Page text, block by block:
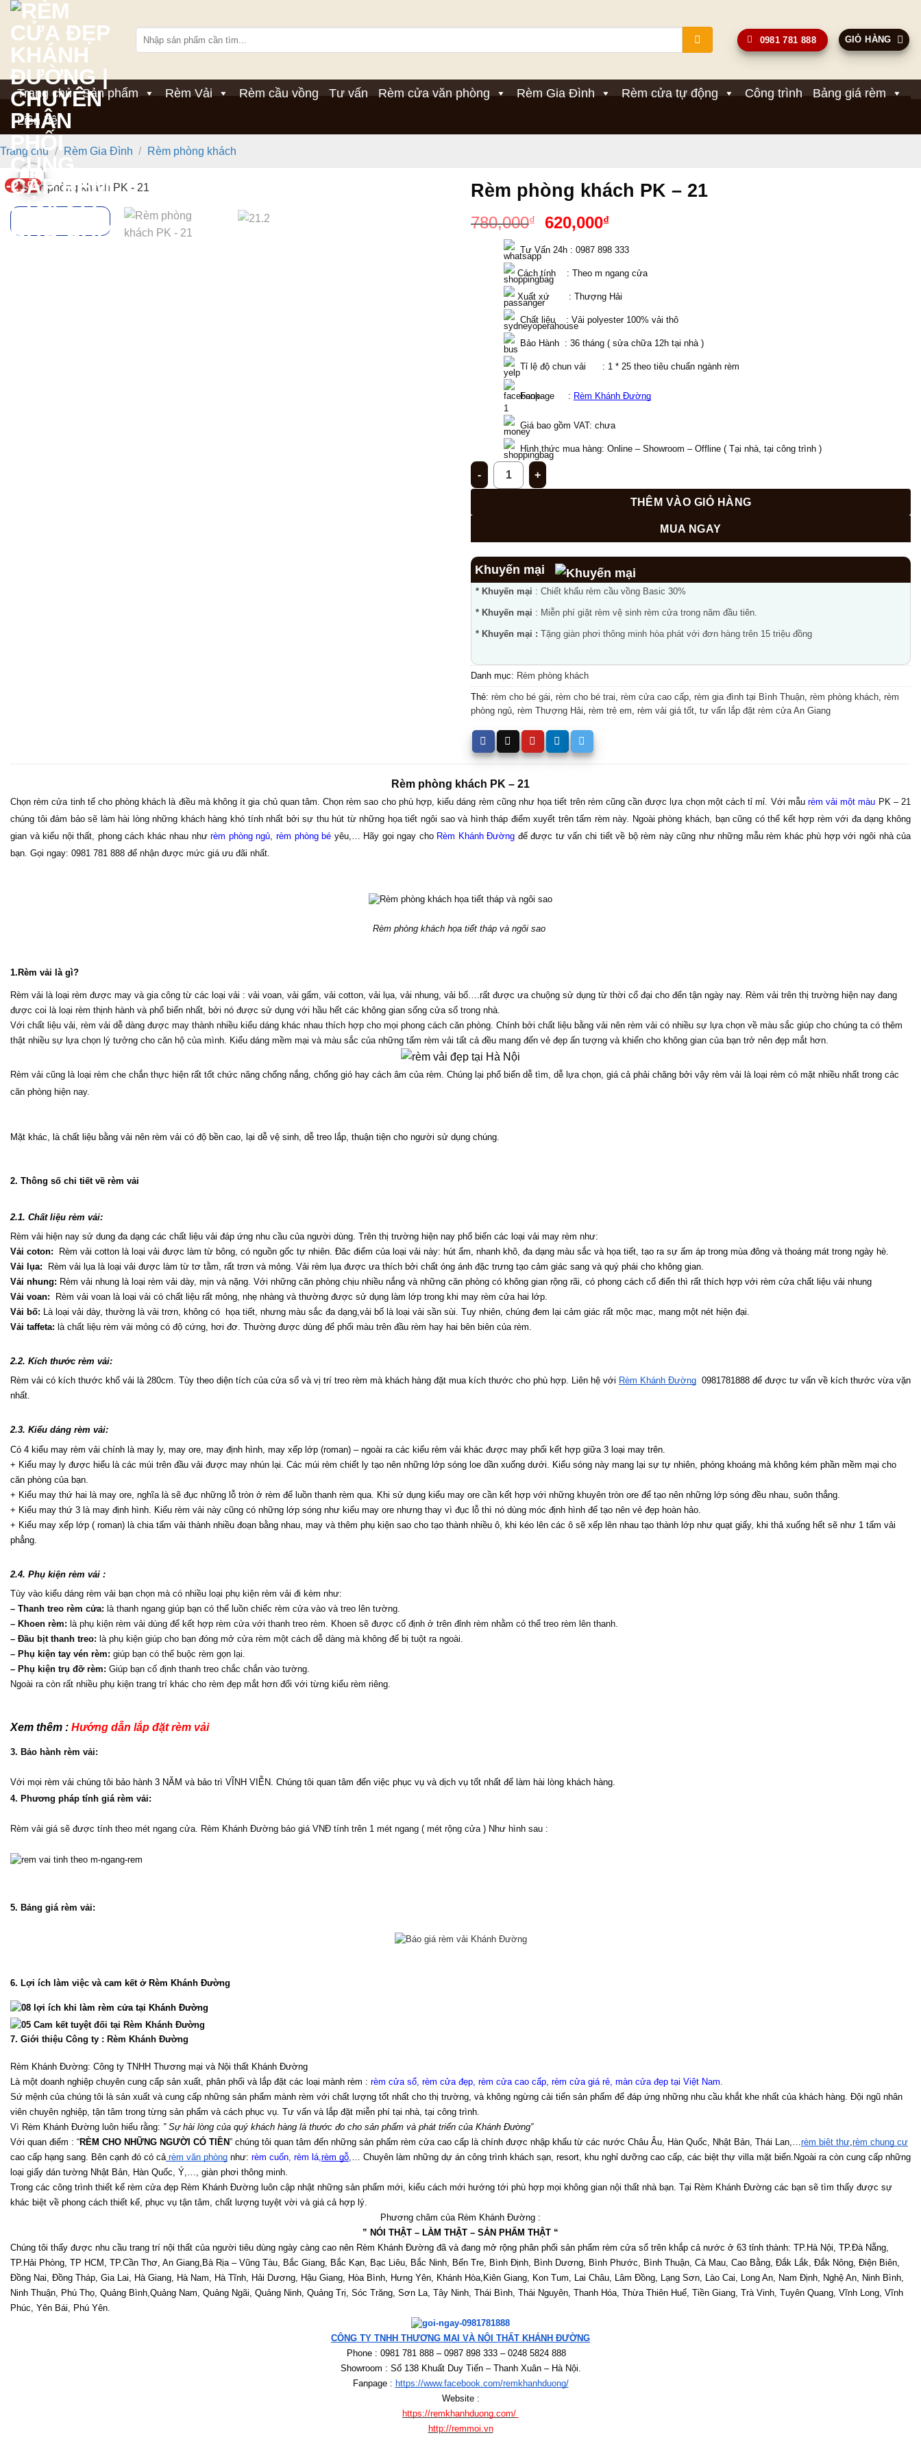
Bỏ
qua
nội
dung
kiếm:
0981 781 888 GIỎ HÀNG
Trang chủ Sản phẩm Rèm Vải Rèm cầu vồng Tư vấn Rèm cửa văn phòng Rèm Gia Đình Rèm cửa tự động Công trình
Bảng giá rèm
Liên hệ
Trang chủ / Rèm Gia Đình / Rèm phòng khách
-21% Rèm phòng khách PK – 21
780,000₫
Giá
là:
780,000₫.
620,000₫Giá
tại
là:
Tư Vấn 24h : 0987 898 333
Cách tính    : Theo m ngang cửa
Xuất xứ       : Thượng Hải
Chất liệu    : Vải polyester 100% vải thô
Bảo Hành  : 36 tháng ( sửa chữa 12h tại nhà )
Tỉ lệ độ chun vải      : 1 * 25 theo tiêu chuẩn ngành rèm
Fanpage     : Rèm Khánh Đường
Giá bao gồm VAT: chưa
Hình thức mua hàng: Online – Showroom – Offline ( Tại nhà, tại công trình )
Rèm phòng khách PK - 21 số lượng
THÊM VÀO GIỎ HÀNG
MUA NGAY
Khuyến mại
* Khuyến mại : Chiết khấu rèm cầu vồng Basic 30%
* Khuyến mại : Miễn phí giặt rèm vệ sinh rèm cửa trong năm đầu tiên.
* Khuyến mại : Tặng giàn phơi thông minh hòa phát với đơn hàng trên 15 triệu đồng
Danh mục: Rèm phòng khách
Thẻ: rèm cho bé gái rèm cho bé trai rèm cửa cao cấp rèm gia đình tại Bình Thuận rèm phòng khách rèm
phòng ngủ rèm Thượng Hải rèm trẻ em rèm vải giá tốt tư vấn lắp đặt rèm cửa An Giang
Rèm phòng khách PK – 21
Chọn rèm cửa tinh tế cho phòng khách là điều mà không ít gia chủ quan tâm. Chọn rèm sao cho phù hợp, kiểu dáng rèm cũng như họa tiết trên rèm cũng cần được lựa chọn một cách tỉ mỉ. Với mẫu rèm vải một màu PK – 21
chúng tôi đảm bảo sẽ làm hài lòng những khách hàng khó tính nhất bởi sự thu hút từ những họa tiết ngôi sao và hình tháp điểm xuyết trên tấm rèm này. Ngoài phòng khách, bạn cũng có thể kết hợp rèm với đa dạng không
gian và kiểu nội thất, phong cách khác nhau nhưrèm phòng ngủ rèm phòng bé yêu,… Hãy gọi ngay cho Rèm Khánh Đường để được tư vấn chi tiết về bộ rèm này cũng như những mẫu rèm khác phù hợp với ngôi nhà của
bạn. Gọi ngay: 0981 781 888 để nhận được mức giá ưu đãi nhất.
Rèm phòng khách họa tiết tháp và ngôi sao
1.Rèm vải là gì?
Rèm vải là loại rèm được may và gia công từ các loại vải : vải voan, vải gấm, vải cotton, vải lụa, vải nhung, vải bố….rất được ưa chuộng sử dụng từ thời cổ đại cho đến tận ngày nay. Rèm vải trên thị trường hiện nay đang
được coi là loại rèm thịnh hành và phổ biến nhất, bởi nó được sử dụng với hầu hết các không gian sống cửa sổ trong nhà.
Với chất liệu vải, rèm vải dễ dàng được may thành nhiều kiểu dáng khác nhau thích hợp cho mọi phong cách căn phòng. Chính bởi chất liệu bằng vải nên rèm vải có nhiều sự lựa chọn về màu sắc giúp cho chúng ta có thêm
thật nhiều sự lựa chọn lý tưởng cho căn hộ của mình. Kiểu dáng mềm mại và màu sắc của những tấm rèm vải tất cả đều mang đến vẻ đẹp ấn tượng và khiến cho không gian của bạn trở nên đẹp mắt hơn.
Rèm vải cũng là loại rèm che chắn thực hiện rất tốt chức năng chống nắng, chống gió hay cách âm của rèm. Chúng lại phổ biến dễ tìm, dễ lựa chọn, giá cả phải chăng bởi vậy rèm vải là loại rèm có mặt nhiều nhất trong các
căn phòng hiện nay.
Mặt khác, là chất liệu bằng vải nên rèm vải có độ bền cao, lại dễ vệ sinh, dễ treo lắp, thuận tiện cho người sử dụng chúng.
2. Thông số chi tiết về rèm vải
2.1. Chất liệu rèm vải:
Rèm vải hiện nay sử dung đa dạng các chất liệu vải đáp ứng nhu cầu của người dùng. Trên thị trường hiện nay phổ biến các loại vải may rèm như:
Vải coton: Rèm vải cotton là loại vải được làm từ bông, có nguồn gốc tự nhiên. Đăc điểm của loại vải này: hút ẩm, nhanh khô, đa dạng màu sắc và họa tiết, tạo ra sự ấm áp trong mùa đông và thoáng mát trong ngày hè.
Vải lụa: Rèm vải lụa là loại vải được làm từ tơ tằm, rất trơn và mỏng. Vải rèm lụa được ưa thích bởi chất óng ánh đặc trưng tạo cảm giác sang và quý phái cho không gian.
Vải nhung: Rèm vải nhung là loại rèm vải dày, mịn và nặng. Với những căn phòng chịu nhiều nắng và những căn phòng có không gian rộng rãi, có phong cách cổ điển thì rất thích hợp với rèm cửa chất liệu vải nhung
Vải voan: Rèm vải voan là loại vải có chất liệu rất mỏng, nhẹ nhàng và thường được sử dụng làm lớp trong khi may rèm cửa hai lớp.
Vải bố: Là loại vải dày, thường là vải trơn, không có  họa tiết, nhưng màu sắc đa dạng,vải bố là loại vải sần sùi. Tuy nhiên, chúng đem lại cảm giác rất mộc mạc, mang một nét hiện đại.
Vải taffeta: là chất liệu rèm vải mỏng có độ cứng, hơi đơ. Thường được dùng để phối màu trên đầu rèm hay hai bên biên của rèm.
2.2. Kích thước rèm vải:
Rèm vải có kích thước khổ vải là 280cm. Tùy theo diện tích của cửa sổ và vị trí treo rèm mà khách hàng đặt mua kích thước cho phù hợp. Liên hệ với Rèm Khánh Đường 0981781888 để được tư vấn về kích thước vừa vặn
nhất.
2.3. Kiểu dáng rèm vải:
Có 4 kiểu may rèm vải chính là may ly, may ore, may định hình, may xếp lớp (roman) – ngoài ra các kiểu rèm vải khác được may phối kết hợp giữa 3 loại may trên.
+ Kiểu may ly được hiểu là các múi trên đầu vải được may nhún lại. Các múi rèm chiết ly tạo nên những lớp sóng loe dần xuống dưới. Kiểu sóng này mang lại sự tự nhiên, phóng khoáng mà không kém phần mềm mại cho
căn phòng của bạn.
+ Kiểu may thứ hai là may ore, nghĩa là sẽ đục những lỗ tròn ở rèm để luồn thanh rèm qua. Khi sử dụng kiểu may ore cần kết hợp với những khuyên tròn ore để tạo nên những lớp sóng đều nhau, suôn thẳng.
+ Kiểu may thứ 3 là may định hình. Kiểu rèm vải này cũng có những lớp sóng như kiểu may ore nhưng thay vì đục lỗ thì nó dùng móc định hình để tạo nên vẻ đẹp hoàn hảo.
+ Kiểu may xếp lớp ( roman) là chia tấm vải thành nhiều đoạn bằng nhau, may và thêm phụ kiện sao cho tạo thành nhiều ô, khi kéo lên các ô sẽ xếp lên nhau tạo thành lớp như quạt giấy, khi thả xuống hết sẽ như 1 tấm vải
phẳng.
2.4. Phụ kiện rèm vải :
Tùy vào kiểu dáng rèm vải bạn chọn mà có nhiều loại phụ kiện rèm vải đi kèm như:
– Thanh treo rèm cửa: là thanh ngang giúp bạn có thể luồn chiếc rèm cửa vào và treo lên tường.
– Khoen rèm: là phụ kiện rèm vải dùng để kết hợp rèm cửa với thanh treo rèm. Khoen sẽ được cố định ở trên đỉnh rèm nhằm có thể treo rèm lên thanh.
– Đầu bịt thanh treo: là phụ kiện giúp cho bạn đóng mở cửa rèm một cách dễ dàng mà không để bị tuột ra ngoài.
– Phụ kiện tay vén rèm: giúp bạn có thể buộc rèm gọn lại.
– Phụ kiện trụ đỡ rèm: Giúp bạn cố định thanh treo chắc chắn vào tường.
Ngoài ra còn rất nhiều phụ kiện trang trí khác cho rèm đẹp mắt hơn đối với từng kiểu rèm riêng.
Xem thêm : Hướng dẫn lắp đặt rèm vải
3. Bảo hành rèm vải:
Với mọi rèm vải chúng tôi bảo hành 3 NĂM và bảo trì VĨNH VIỄN. Chúng tôi quan tâm đến việc phục vụ và dịch vụ tốt nhất để làm hài lòng khách hàng.
4. Phương pháp tính giá rèm vải:
Rèm vải giá sẽ được tính theo mét ngang cửa. Rèm Khánh Đường báo giá VNĐ tính trên 1 mét ngang ( mét rộng cửa ) Như hình sau :
5. Bảng giá rèm vải:
6. Lợi ích làm việc và cam kết ở Rèm Khánh Đường
7. Giới thiệu Công ty : Rèm Khánh Đường
Rèm Khánh Đường: Công ty TNHH Thương mại và Nội thất Khánh Đường
Là một doanh nghiệp chuyên cung cấp sản xuất, phân phối và lắp đặt các loại mành rèm : rèm cửa sổ, rèm cửa đẹp, rèm cửa cao cấp, rèm cửa giá rẻ, màn cửa đẹp tại Việt Nam
Sứ mệnh của chúng tôi là sản xuất và cung cấp những sản phẩm mành rèm với chất lượng tốt nhất cho thị trường, và không ngừng cải tiến sản phẩm để đáp ứng những nhu cầu khắt khe nhất của khách hàng. Đội ngũ nhân
viên chuyên nghiệp, tận tâm trong từng sản phẩm và cách phục vụ. Tư vấn và lắp đặt miễn phí tại nhà, tại công trình.
Vì Rèm Khánh Đường luôn hiểu rằng: ” Sự hài lòng của quý khách hàng là thước đo cho sản phẩm và phát triển của Khánh Đường”
Với quan điểm : “RÈM CHO NHỮNG NGƯỜI CÓ TIỀN” chúng tôi quan tâm đến những sản phẩm rèm cửa cao cấp là chính được nhập khẩu từ các nước Châu Âu, Hàn Quốc, Nhật Bản, Thái Lan,… rèm biệt thự rèm chung cư
cao cấp hạng sang. Bên cạnh đó có cả rèm văn phòng như: rèm cuốn rèm lá rèm gỗ
… Chuyên làm những dự án công trình khách sạn, resort, khu nghỉ dưỡng cao cấp, các biệt thự villa mặt biển.Ngoài ra còn cung cấp những
loại giấy dán tường Nhật Bản, Hàn Quốc, Ý,…, giàn phơi thông minh.
Trong các công trình thiết kế rèm cửa đẹp Rèm Khánh Đường luôn cập nhật những sản phẩm mới, kiểu cách mới hướng tới phù hợp mọi không gian nội thất nhà bạn. Tại Rèm Khánh Đường các bạn sẽ tìm thấy được sự
khác biệt về phong cách thiết kế, phục vụ tận tâm, chất lượng tuyệt vời và giá cả hợp lý.
Phương châm của Rèm Khánh Đường :
” NÓI THẬT – LÀM THẬT – SẢN PHẨM THẬT “
Chúng tôi thấy được nhu cầu trang trí nội thất của người tiêu dùng ngày càng cao nên Rèm Khánh Đường đã và đang mở rộng phân phối sản phẩm rèm cửa sổ trên khắp cả nước ở 63 tỉnh thành: TP.Hà Nội, TP.Đà Nẵng,
TP.Hải Phòng, TP HCM, TP.Cần Thơ, An Giang,Bà Rịa – Vũng Tàu, Bắc Giang, Bắc Kạn, Bạc Liêu, Bắc Ninh, Bến Tre, Bình Định, Bình Dương, Bình Phước, Bình Thuận, Cà Mau, Cao Bằng, Đắk Lắk, Đắk Nông, Điện Biên,
Đồng Nai, Đồng Tháp, Gia Lai, Hà Giang, Hà Nam, Hà Tĩnh, Hải Dương, Hậu Giang, Hòa Bình, Hưng Yên, Khánh Hòa,Kiên Giang, Kon Tum, Lai Châu, Lâm Đồng, Lạng Sơn, Lào Cai, Long An, Nam Định, Nghệ An, Ninh Bình,
Ninh Thuận, Phú Thọ, Quảng Bình,Quảng Nam, Quảng Ngãi, Quảng Ninh, Quảng Trị, Sóc Trăng, Sơn La, Tây Ninh, Thái Bình, Thái Nguyên, Thanh Hóa, Thừa Thiên Huế, Tiền Giang, Trà Vinh, Tuyên Quang, Vĩnh Long, Vĩnh
Phúc, Yên Bái, Phú Yên.
CÔNG TY TNHH THƯƠNG MẠI VÀ NỘI THẤT KHÁNH ĐƯỜNG
Phone : 0981 781 888 – 0987 898 333 – 0248 5824 888
Showroom : Số 138 Khuất Duy Tiến – Thanh Xuân – Hà Nội.
Fanpage : https://www.facebook.com/remkhanhduong/
Website :
https://remkhanhduong.com/
http://remmoi.vn